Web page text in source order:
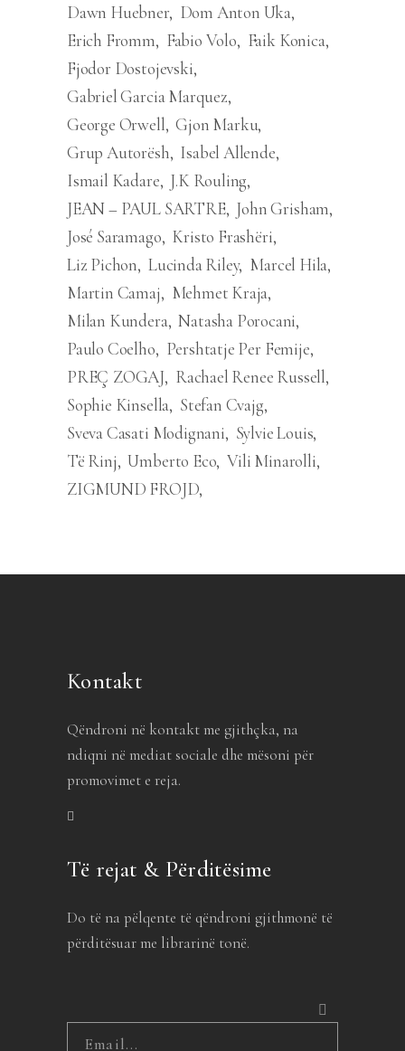
Dawn Huebner Dom Anton Uka
Erich Fromm
Fabio Volo
Faik Konica
Fjodor Dostojevski
Gabriel Garcia Marquez
George Orwell Gjon Marku
Grup Autorësh Isabel Allende
Ismail Kadare J.K Rouling
JEAN – PAUL SARTRE John Grisham
José Saramago Kristo Frashëri
Liz Pichon Lucinda Riley Marcel Hila
Martin Camaj
Mehmet Kraja
Milan Kundera Natasha Porocani
Paulo Coelho
Pershtatje Per Femije
PREÇ ZOGAJ
Rachael Renee Russell
Sophie Kinsella Stefan Cvajg
Sveva Casati Modignani
Sylvie Louis
Të Rinj Umberto Eco Vili Minarolli
ZIGMUND FROJD
Kontakt
Qëndroni në kontakt me gjithçka, na
ndiqni në mediat sociale dhe mësoni për
promovimet e reja.
Të rejat & Përditësime
Do të na pëlqente të qëndroni gjithmonë të
përditësuar me librarinë tonë.